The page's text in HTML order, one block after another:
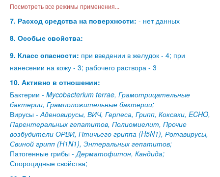
Посмотреть все режимы применения...
7. Расход средства на поверхности: - нет данных
8. Особые свойства:
9. Класс опасности: при введении в желудок - 4; при
нанесении на кожу - 3; рабочего раствора - 3
10. Активно в отношении:
Бактерии - Mycobacterium terrae, Грамотрицательные
бактерии, Грамположительные бактерии;
Вирусы -Аденовирусы, ВИЧ, Герпеса, Грипп, Коксаки, ECHO,
Парентеральных гепатитов, Полиомиелит, Прочие
возбудители ОРВИ, Птичьего гриппа (H5N1), Ротавирусы,
Свиной грипп (H1N1), Энтеральных гепатитов;
Патогенные грибы -Дерматофитон, Кандида;
Спороцидные свойства;